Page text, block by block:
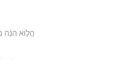
הֲל֣וֹא הִנֵּ֔ה